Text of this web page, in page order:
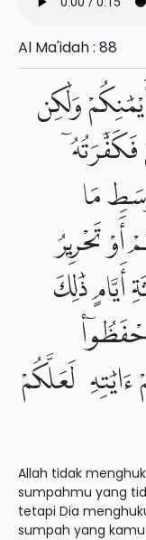
Al Ma'idah : 88
وَلَٰكِن
مَا
تَحْرِيرُ
أَيَّامٍ ذَٰلِكَ
لَعَلَّكُمْ
Allah tidak
sumpahmu yang
tetapi Dia
sumpah yang